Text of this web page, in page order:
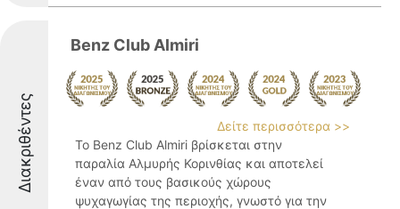
Διακριθέντες
Benz Club Almiri
Δείτε περισσότερα >>
Το Benz Club Almiri βρίσκεται στην
παραλία Αλμυρής Κορινθίας και αποτελεί
έναν από τους βασικούς χώρους
ψυχαγωγίας της περιοχής, γνωστό για την